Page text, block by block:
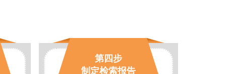
第四步
制定检索报告